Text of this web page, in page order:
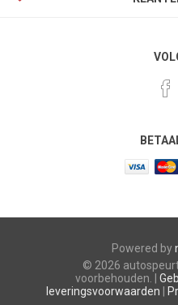
Powered by
© 2026
voorbehouden. |
leveringsvoorwaarden